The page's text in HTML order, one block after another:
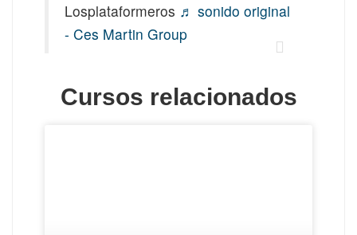
Losplataformeros ♬ sonido original
- Ces Martin Group
Cursos relacionados